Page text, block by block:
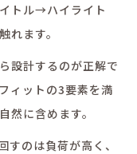
トル→ハイライト
ます。
設計するのが正解で
ィットの3要素を満
然に含めます。
すのは負荷が高く、